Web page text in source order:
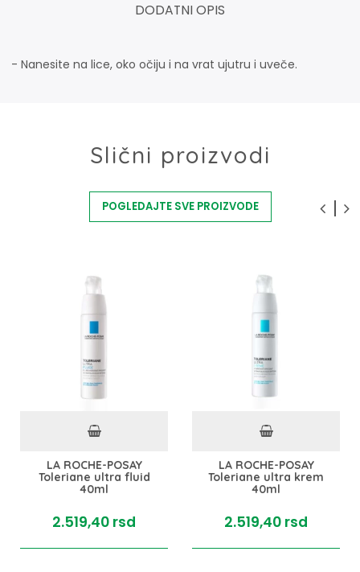
DODATNI OPIS
- Nanesite na lice, oko očiju i na vrat ujutru i uveče.
Slični proizvodi
POGLEDAJTE SVE PROIZVODE
LA ROCHE-POSAY
Toleriane ultra fluid
40ml
2.519,40 rsd
LA ROCHE-POSAY
Toleriane ultra krem
40ml
2.519,40 rsd